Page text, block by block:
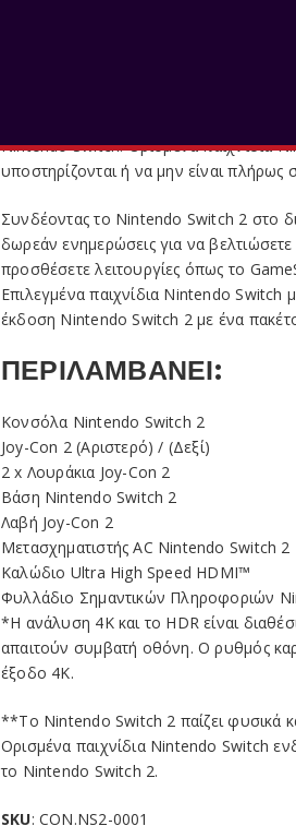
Nintendo Switch. Ορισμένα παιχνίδια
υποστηρίζονται ή να μην είναι
Συνδέοντας το Nintendo Switch 2 στο
δωρεάν ενημερώσεις για να
προσθέσετε λειτουργίες όπως το
Επιλεγμένα παιχνίδια Nintendo
έκδοση Nintendo Switch 2 με ένα
ΠΕΡΙΛΑΜΒΑΝΕΙ:
Κονσόλα Nintendo Switch 2
Joy-Con 2 (Αριστερό) / (Δεξί)
2 x Λουράκια Joy-Con 2
Βάση Nintendo Switch 2
Λαβή Joy-Con 2
Μετασχηματιστής AC Nintendo Switch 2
Καλώδιο Ultra High Speed HDMI™
Φυλλάδιο Σημαντικών Πληροφοριών
*Η ανάλυση 4K και το HDR είναι
απαιτούν συμβατή οθόνη. Ο ρυθμός
έξοδο 4K.
**Το Nintendo Switch 2 παίζει φυσικά
Ορισμένα παιχνίδια Nintendo Switch
το Nintendo Switch 2.
SKU: CON.NS2-0001